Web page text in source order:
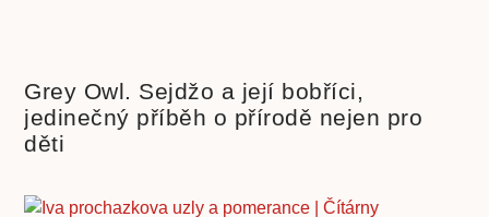
Grey Owl. Sejdžo a její bobříci,
jedinečný příběh o přírodě nejen pro
děti